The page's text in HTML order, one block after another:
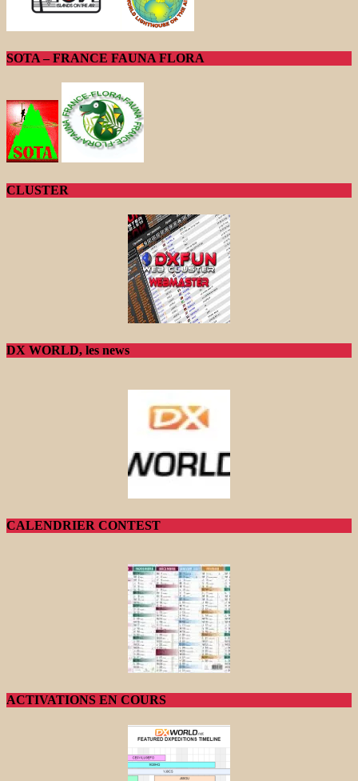
SOTA – FRANCE FAUNA FLORA
CLUSTER
DX WORLD, les news
CALENDRIER CONTEST
ACTIVATIONS EN COURS